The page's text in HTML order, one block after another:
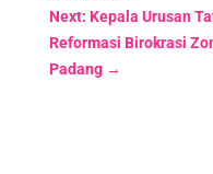
Next: Kepala Urusan
Reformasi Birokrasi
Padang→